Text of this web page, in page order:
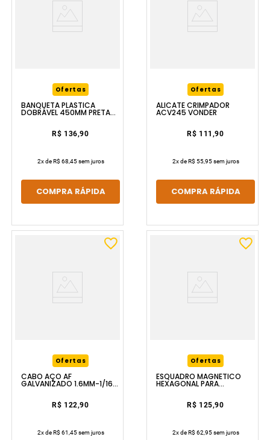
Ofertas
BANQUETA PLÁSTICA
DOBRÁVEL 450MM PRETA
R$ 136,90
2x deR$ 68,45sem juros
COMPRA RÁPIDA
Ofertas
ALICATE CRIMPADOR
ACV245 VONDER
R$ 111,90
2x deR$ 55,95sem juros
COMPRA RÁPIDA
Ofertas
CABO AÇO AF
GALVANIZADO 1.6MM-1/16
R$ 122,90
2x deR$ 61,45sem juros
Ofertas
ESQUADRO MAGNÉTICO
HEXAGONAL PARA
R$ 125,90
2x deR$ 62,95sem juros